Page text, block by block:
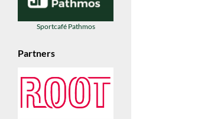
Sportcafé Pathmos
Partners